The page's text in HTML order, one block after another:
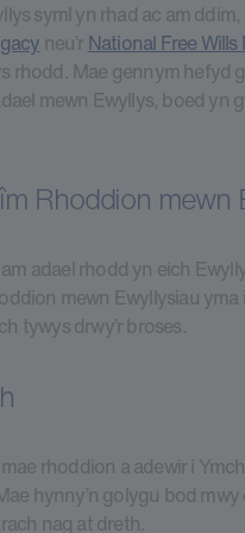
syml yn rhad ac am
neu’r National Free
rhodd. Mae gennym hefyd
mewn Ewyllys, boed yn
Rhoddion mewn
adael rhodd yn eich
mewn Ewyllysiau yma
tywys drwy’r broses.
rhoddion a adewir i
hynny’n golygu bod
nag at dreth.